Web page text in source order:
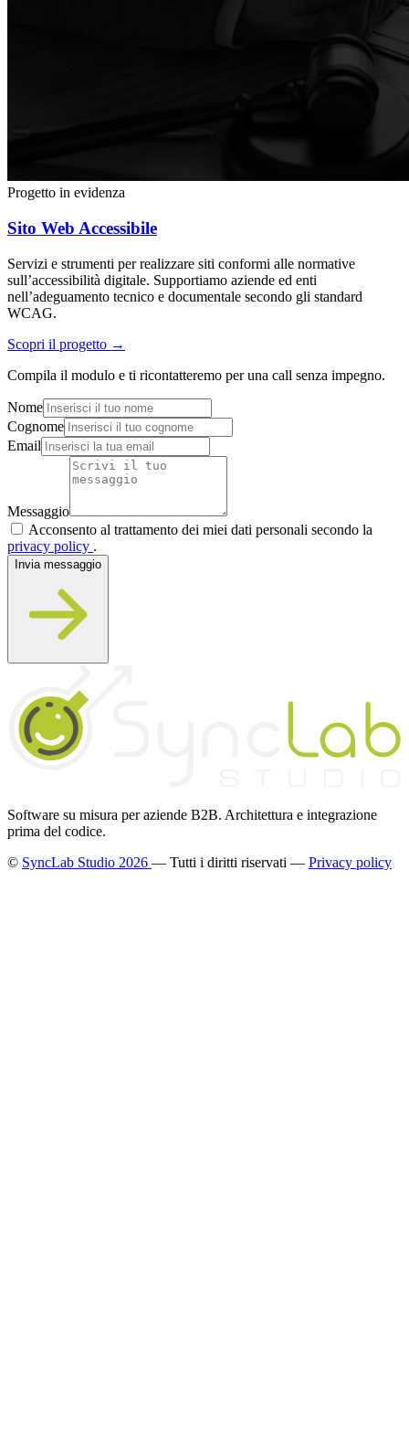
Progetto in evidenza
Sito Web Accessibile
Servizi e strumenti per realizzare siti conformi alle normative
sull’accessibilità digitale. Supportiamo aziende ed enti
nell’adeguamento tecnico e documentale secondo gli standard
WCAG.
Scopri il progetto →
Compila il modulo e ti ricontatteremo per una call senza impegno.
Nome
Cognome
Email
Messaggio
Acconsento al trattamento dei miei dati personali secondo la
privacy policy .
Invia messaggio
Software su misura per aziende B2B. Architettura e integrazione
prima del codice.
© SyncLab Studio 2026 — Tutti i diritti riservati — Privacy policy